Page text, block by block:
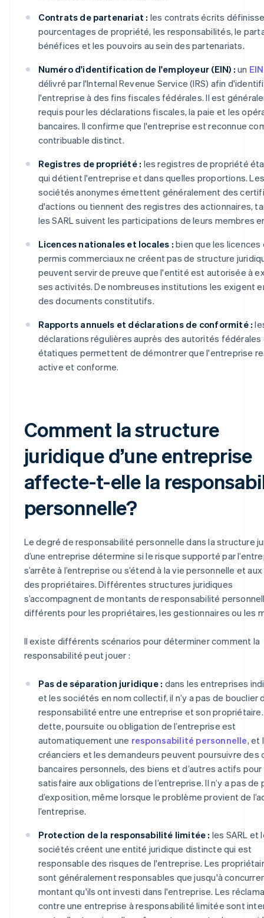
Contrats de partenariat : les contrats écrits
pourcentages de propriété, les responsabilités, le
bénéfices et les pouvoirs au sein des partenariats.
Numéro d'identification de l'employeur (EIN) : un EIN
délivré par l'Internal Revenue Service (IRS) afin
l'entreprise à des fins fiscales fédérales. Il est
requis pour les déclarations fiscales, la paie et les
bancaires. Il confirme que l'entreprise est reconnue
contribuable distinct.
Registres de propriété : les registres de propriété
qui détient l'entreprise et dans quelles proportions. Les
sociétés anonymes émettent généralement des
d'actions ou tiennent des registres des actionnaires,
les SARL suivent les participations de leurs membres
Licences nationales et locales : bien que les licences
permis commerciaux ne créent pas de structure
peuvent servir de preuve que l'entité est autorisée à
ses activités. De nombreuses institutions les exigent
des documents constitutifs.
Rapports annuels et déclarations de conformité :
déclarations régulières auprès des autorités fédérales
étatiques permettent de démontrer que l'entreprise
active et conforme.
Comment la structure
juridique d’une entreprise
affecte-t-elle la
personnelle?
Le degré de responsabilité personnelle dans la structure
d’une entreprise détermine si le risque supporté par
s’arrête à l’entreprise ou s’étend à la vie personnelle et
des propriétaires. Différentes structures juridiques
s’accompagnent de montants de responsabilité
différents pour les propriétaires, les gestionnaires ou les
Il existe différents scénarios pour déterminer comment la
responsabilité peut jouer :
Pas de séparation juridique : dans les entreprises
et les sociétés en nom collectif, il n’y a pas de bouclier
responsabilité entre une entreprise et son
dette, poursuite ou obligation de l’entreprise est
automatiquement une responsabilité personnelle, et
créanciers et les demandeurs peuvent poursuivre des
bancaires personnels, des biens et d’autres actifs pour
satisfaire aux obligations de l’entreprise. Il n’y a pas de
d’exposition, même lorsque le problème provient de
l’entreprise.
Protection de la responsabilité limitée : les SARL et
sociétés créent une entité juridique distincte qui est
responsable des risques de l'entreprise. Les
sont généralement responsables que jusqu'à
montant qu'ils ont investi dans l'entreprise. Les
contre une entreprise à responsabilité limitée sont